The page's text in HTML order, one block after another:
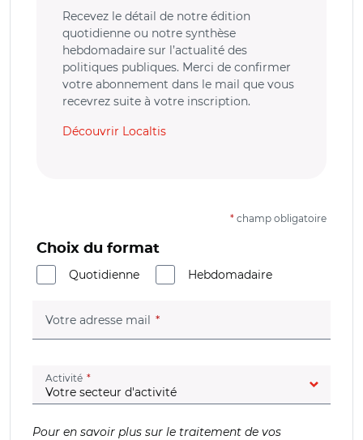
Recevez le détail de notre édition
quotidienne ou notre synthèse
hebdomadaire sur l’actualité des
politiques publiques. Merci de confirmer
votre abonnement dans le mail que vous
recevrez suite à votre inscription.
Découvrir Localtis
* champ obligatoire
Choix du format
Quotidienne
Hebdomadaire
Votre adresse mail (champ obligatoire)
Activité (champ obligatoire)
Pour en savoir plus sur le traitement de vos